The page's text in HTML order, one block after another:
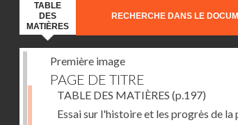
TABLE
DES
MATIÈRES
RECHERCHE DANS LE
Première image
PAGE DE TITRE
TABLE DES MATIÈRES (p.197)
Essai sur l'histoire et les progrès de